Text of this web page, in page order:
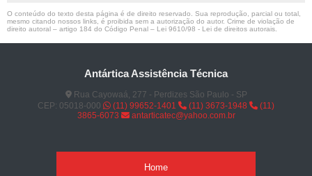
O conteúdo do texto desta página é de direito reservado. Sua reprodução, parcial ou total,
mesmo citando nossos links, é proibida sem a autorização do autor. Crime de violação de
direito autoral – artigo 184 do Código Penal – Lei 9610/98 - Lei de direitos autorais
Antártica Assistência Técnica
Rua Cayowaá, 277 - Perdizes São Paulo - SP
CEP: 05018-000
(11) 99652-1401 (11) 3673-1948
(11)
3865-6073
antarticatec@yahoo.com.br
Home